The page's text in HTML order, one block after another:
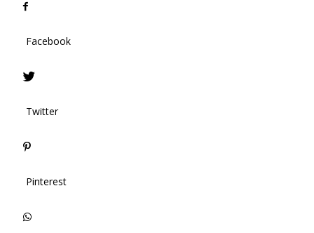
Facebook
Twitter
Pinterest